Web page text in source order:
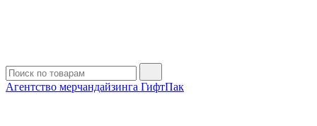
Агентство мерчандайзинга ГифтПак